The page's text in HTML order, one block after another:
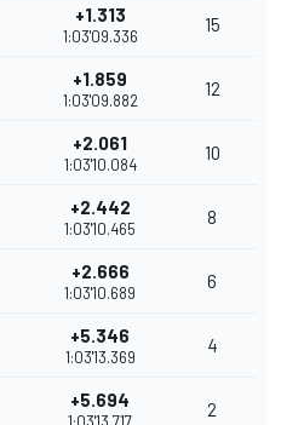
+1.313
1:03'09.336
15
+1.859
1:03'09.882
12
+2.061
1:03'10.084
10
+2.442
1:03'10.465
8
+2.666
1:03'10.689
6
+5.346
1:03'13.369
4
+5.694 2